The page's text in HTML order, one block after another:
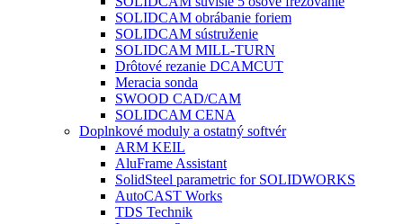
SOLIDCAM obrábanie foriem
SOLIDCAM sústruženie
SOLIDCAM MILL-TURN
Drôtové rezanie DCAMCUT
Meracia sonda
SWOOD CAD/CAM
SOLIDCAM CENA
Doplnkové moduly a ostatný softvér
ARM KEIL
AluFrame Assistant
SolidSteel parametric for SOLIDWORKS
AutoCAST Works
TDS Technik